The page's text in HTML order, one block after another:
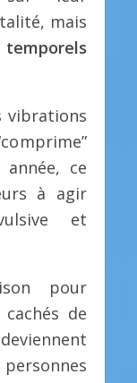
mais
vibrations
année, ce
à agir
et
pour
de